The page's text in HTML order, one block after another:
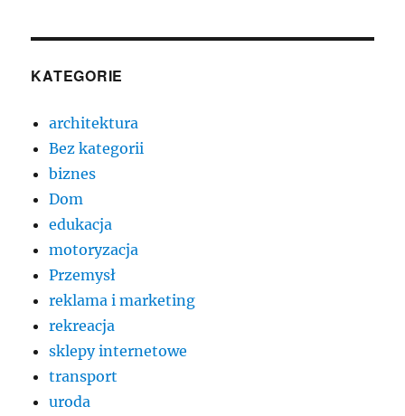
KATEGORIE
architektura
Bez kategorii
biznes
Dom
edukacja
motoryzacja
Przemysł
reklama i marketing
rekreacja
sklepy internetowe
transport
uroda